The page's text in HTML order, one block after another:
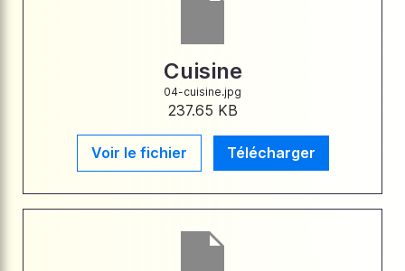
Cuisine
04-cuisine.jpg
237.65 KB
Voir le fichier Télécharger